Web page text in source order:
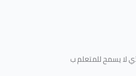
لا يسمح للمتعلم ب